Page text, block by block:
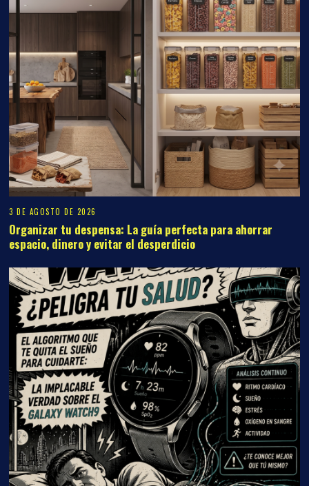
3 DE AGOSTO DE 2026
Organizar tu despensa: La guía perfecta para ahorrar
espacio, dinero y evitar el desperdicio